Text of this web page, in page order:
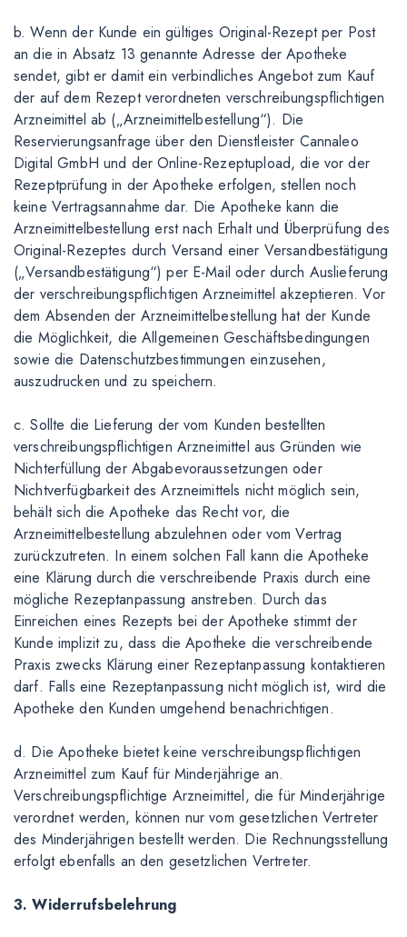
b. Wenn der Kunde ein gültiges Original-Rezept per Post
an die in Absatz 13 genannte Adresse der Apotheke
sendet, gibt er damit ein verbindliches Angebot zum Kauf
der auf dem Rezept verordneten verschreibungspflichtigen
Arzneimittel ab („Arzneimittelbestellung“). Die
Reservierungsanfrage über den Dienstleister Cannaleo
Digital GmbH und der Online-Rezeptupload, die vor der
Rezeptprüfung in der Apotheke erfolgen, stellen noch
keine Vertragsannahme dar. Die Apotheke kann die
Arzneimittelbestellung erst nach Erhalt und Überprüfung des
Original-Rezeptes durch Versand einer Versandbestätigung
(„Versandbestätigung“) per E-Mail oder durch Auslieferung
der verschreibungspflichtigen Arzneimittel akzeptieren. Vor
dem Absenden der Arzneimittelbestellung hat der Kunde
die Möglichkeit, die Allgemeinen Geschäftsbedingungen
sowie die Datenschutzbestimmungen einzusehen,
auszudrucken und zu speichern.
c. Sollte die Lieferung der vom Kunden bestellten
verschreibungspflichtigen Arzneimittel aus Gründen wie
Nichterfüllung der Abgabevoraussetzungen oder
Nichtverfügbarkeit des Arzneimittels nicht möglich sein,
behält sich die Apotheke das Recht vor, die
Arzneimittelbestellung abzulehnen oder vom Vertrag
zurückzutreten. In einem solchen Fall kann die Apotheke
eine Klärung durch die verschreibende Praxis durch eine
mögliche Rezeptanpassung anstreben. Durch das
Einreichen eines Rezepts bei der Apotheke stimmt der
Kunde implizit zu, dass die Apotheke die verschreibende
Praxis zwecks Klärung einer Rezeptanpassung kontaktieren
darf. Falls eine Rezeptanpassung nicht möglich ist, wird die
Apotheke den Kunden umgehend benachrichtigen.
d. Die Apotheke bietet keine verschreibungspflichtigen
Arzneimittel zum Kauf für Minderjährige an.
Verschreibungspflichtige Arzneimittel, die für Minderjährige
verordnet werden, können nur vom gesetzlichen Vertreter
des Minderjährigen bestellt werden. Die Rechnungsstellung
erfolgt ebenfalls an den gesetzlichen Vertreter.
3. Widerrufsbelehrung